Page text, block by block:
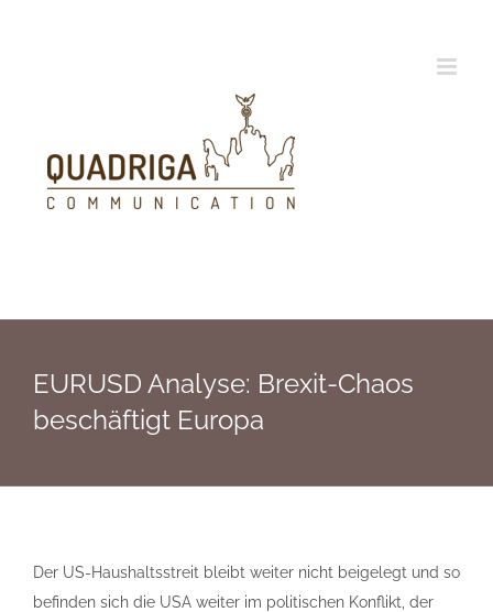
EURUSD Analyse: Brexit-Chaos
beschäftigt Europa
Der US-Haushaltsstreit bleibt weiter nicht beigelegt und so
befinden sich die USA weiter im politischen Konflikt, der